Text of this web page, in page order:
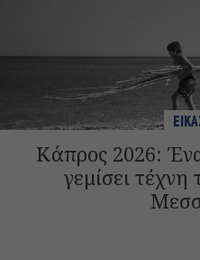
Κάπρος 2026:
γεμίσει